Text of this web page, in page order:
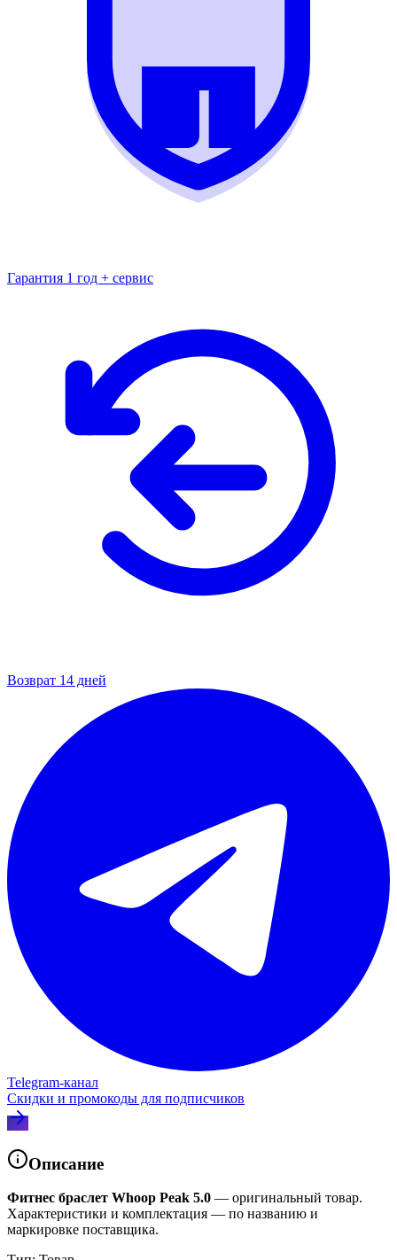
Гарантия 1 год + сервис
Возврат 14 дней
Telegram‑канал
Скидки и промокоды для подписчиков
Описание
Фитнес браслет Whoop Peak 5.0 — оригинальный товар.
Характеристики и комплектация — по названию и
маркировке поставщика.